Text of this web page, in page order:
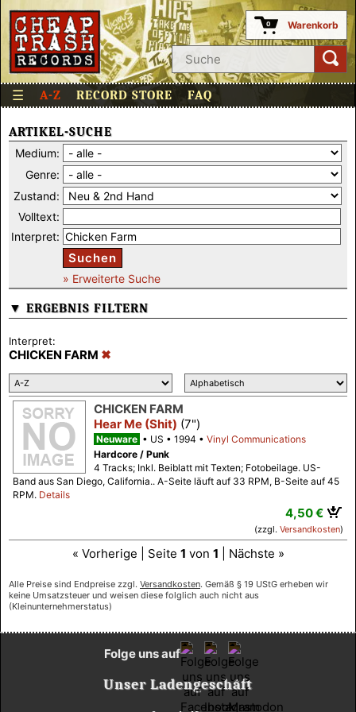
0 Warenkorb
☰ A-Z RECORD STORE FAQ
ARTIKEL-SUCHE
Medium:
Genre:
Zustand:
Volltext:
Interpret:
Suchen
» Erweiterte Suche
▼ ERGEBNIS FILTERN
Interpret:
CHICKEN FARM
CHICKEN FARM
Hear Me (Shit) (7")
Neuware US 1994
Vinyl Communications
Hardcore / Punk
4 Tracks; Inkl. Beiblatt mit Texten; Fotobeilage. US-
Band aus San Diego, California.. A-Seite läuft auf 33 RPM, B-Seite auf 45
RPM. Details
4,50 €
(zzgl. Versandkosten)
« Vorherige | Seite 1 von 1 | Nächste »
Alle Preise sind Endpreise zzgl. Versandkosten. Gemäß § 19 UStG erheben wir
keine Umsatzsteuer und weisen diese folglich auch nicht aus
(Kleinunternehmerstatus)
Unser Ladengeschäft
Folge uns auf